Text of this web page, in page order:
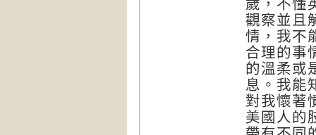
歲，不懂
觀察並且
情，我不
合理的事
的溫柔或
息。我能
對我懷著
美國人的